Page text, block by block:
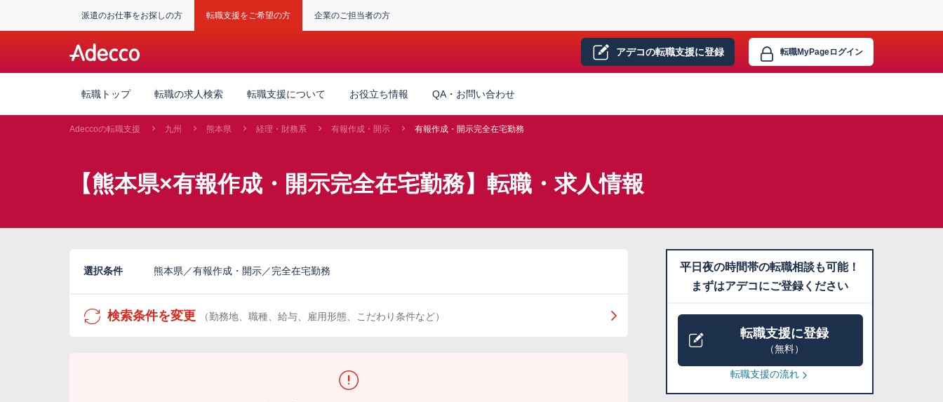
派遣のお仕事をお探しの方 転職支援をご希望の方 企業のご担当者の方
アデコの転職支援に登録 転職MyPageログイン
転職トップ 転職の求人検索 転職支援について お役立ち情報 QA・お問い合わせ
Adeccoの転職支援 九州 熊本県 経理・財務系 有報作成・開示 有報作成・開示完全在宅勤務
【熊本県×有報作成・開示完全在宅勤務】転職・求人情報
選択条件 熊本県／有報作成・開示／完全在宅勤務
検索条件を変更 （勤務地、職種、給与、雇用形態、こだわり条件など）
平日夜の時間帯の転職相談も可能！
まずはアデコにご登録ください
転職支援に登録
（無料）
転職支援の流れ